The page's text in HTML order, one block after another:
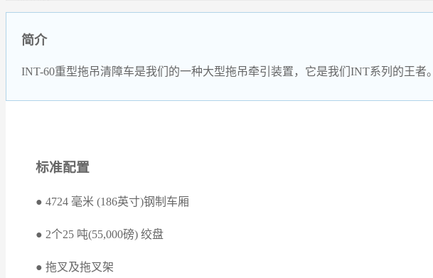
简介
INT-60重型拖吊清障车是我们的一种大型拖吊牵引装置，它是我们INT系列的王者。
标准配置
● 4724 毫米 (186英寸)钢制车厢
● 2个25 吨(55,000磅) 绞盘
● 拖叉及拖叉架